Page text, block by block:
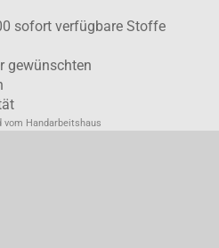
sofort verfügbare Stoffe
gewünschten
Handarbeitshaus